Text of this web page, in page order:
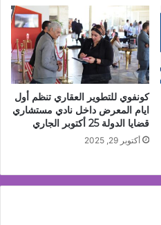
كونفوي للتطوير العقاري تنظم أول
ايام المعرض داخل نادي مستشاري
قضايا الدولة 25 أكتوبر الجاري
أكتوبر 29, 2025